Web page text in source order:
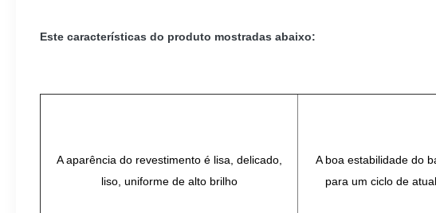
Este características do produto mostradas abaixo:
A aparência do revestimento é lisa, delicado,
liso, uniforme de alto brilho
A boa estabilidade do
para um ciclo de